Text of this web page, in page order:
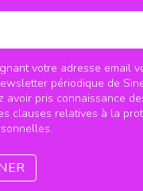
votre adresse email
périodique de
avoir pris connaissance
clauses relatives à la